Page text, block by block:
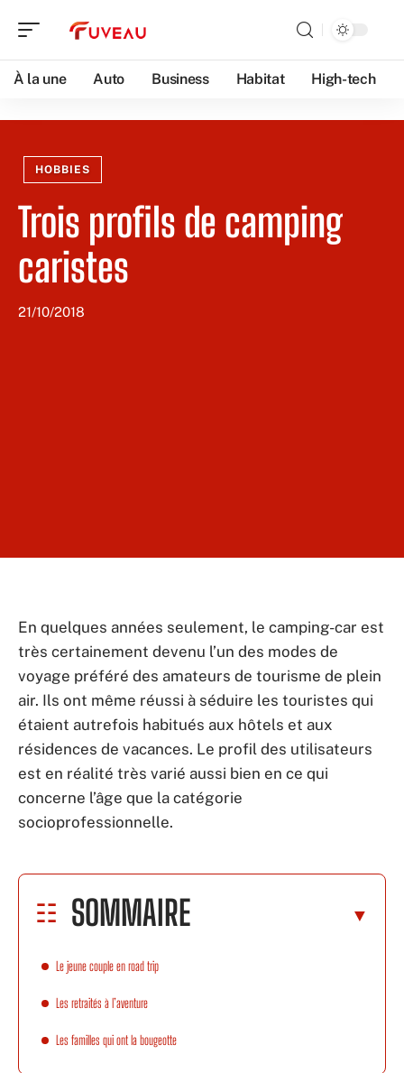
À la une Auto Business Habitat High-tech
HOBBIES
Trois profils de camping
caristes
21/10/2018
En quelques années seulement, le camping-car est
très certainement devenu l’un des modes de
voyage préféré des amateurs de tourisme de plein
air. Ils ont même réussi à séduire les touristes qui
étaient autrefois habitués aux hôtels et aux
résidences de vacances. Le profil des utilisateurs
est en réalité très varié aussi bien en ce qui
concerne l’âge que la catégorie
socioprofessionnelle.
SOMMAIRE
Le jeune couple en road trip
Les retraités à l’aventure
Les familles qui ont la bougeotte